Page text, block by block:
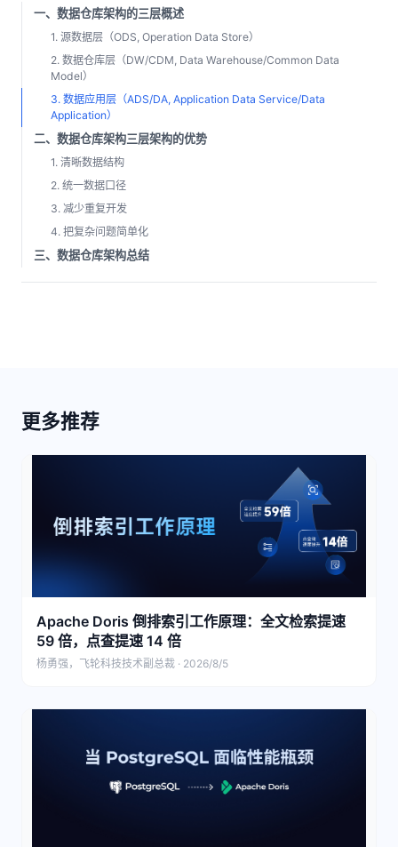
一、数据仓库架构的三层概述
1. 源数据层（ODS, Operation Data Store）
2. 数据仓库层（DW/CDM, Data Warehouse/Common Data
Model）
3. 数据应用层（ADS/DA, Application Data Service/Data
Application）
二、数据仓库架构三层架构的优势
1. 清晰数据结构
2. 统一数据口径
3. 减少重复开发
4. 把复杂问题简单化
三、数据仓库架构总结
更多推荐
Apache Doris 倒排索引工作原理：全文检索提速
59 倍，点查提速 14 倍
杨勇强，飞轮科技技术副总裁 · 2026/8/5